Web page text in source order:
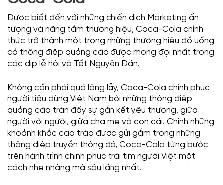
Được biết đến với những chiến dịch Marketing ấn
tượng và nâng tầm thương hiệu, Coca-Cola chính
thức trở thành một trong những thương hiệu đồ uống
có thông điệp quảng cáo được mong đợi nhất trong
các dịp lễ hội và Tết Nguyên Đán.
Không cần phải quá lộng lẫy, Coca-Cola chinh phục
người tiêu dùng Việt Nam bởi những thông điệp
quảng cáo tràn đầy sự gắn kết yêu thương, giữa
người với người, giữa cha mẹ và con cái. Chính những
khoảnh khắc cao trào được gửi gắm trong những
thông điệp truyền thông đó, Coca-Cola từng bước
trên hành trình chinh phục trái tim người Việt một
cách nhẹ nhàng mà sâu lắng nhất.